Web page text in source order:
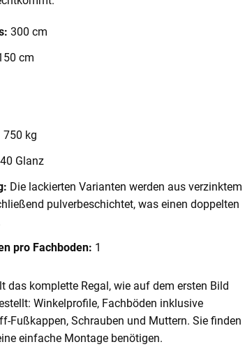
300 cm
cm
750 kg
Glanz
Die lackierten Varianten werden aus verzinktem
pulverbeschichtet, was einen doppelten
pro Fachboden: 1
das komplette Regal, wie auf dem ersten Bild
Winkelprofile, Fachböden inklusive
Fußkappen, Schrauben und Muttern. Sie finden
einfache Montage benötigen.